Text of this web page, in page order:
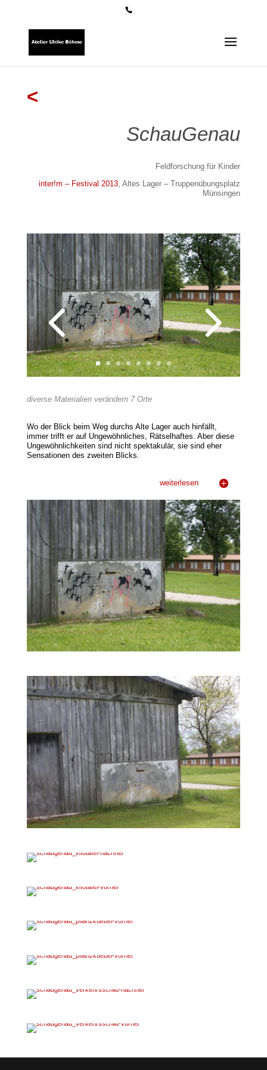
<
SchauGenau
Feldforschung für Kinder
inter!m – Festival 2013, Altes Lager – Truppenübungsplatz
Münsingen
diverse Materialien verändern 7 Orte
Wo der Blick beim Weg durchs Alte Lager auch hinfällt,
immer trifft er auf Ungewöhnliches, Rätselhaftes. Aber diese
Ungewöhnlichkeiten sind nicht spektakulär, sie sind eher
Sensationen des zweiten Blicks.
weiterlesen